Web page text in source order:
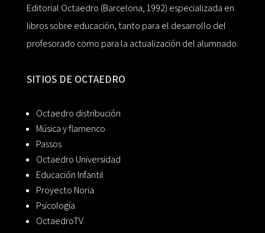
Editorial Octaedro (Barcelona, 1992) especializada en
libros sobre educación, tanto para el desarrollo del
profesorado como para la actualización del alumnado.
SITIOS DE OCTAEDRO
Octaedro distribución
Música y flamenco
Passos
Octaedro Universidad
Educación Infantil
Proyecto Noria
Psicología
OctaedroTV